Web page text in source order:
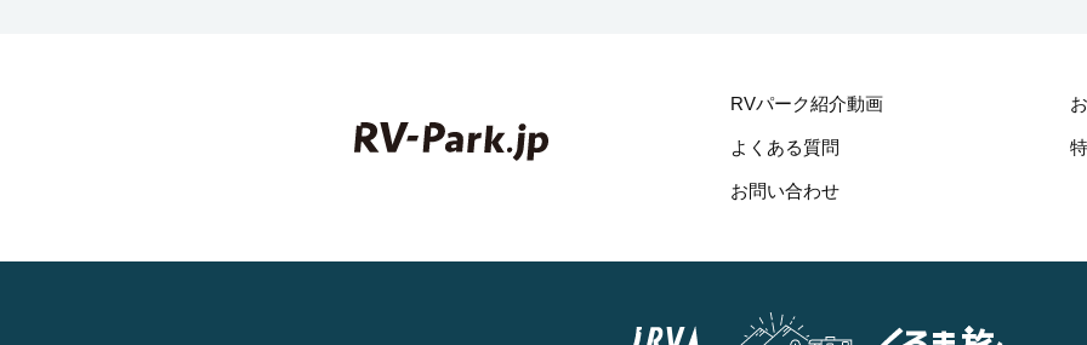
RVパーク紹介動画
よくある質問
お問い合わせ